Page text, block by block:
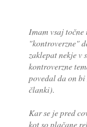
Imam vsaj točne
"kontroverzne"
zaklepat nekje v
kontroverzne
povedal da on
članki).
Kar se je pred
kot so plačane